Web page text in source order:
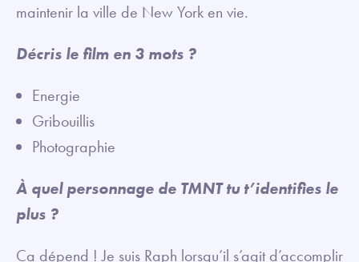
maintenir la ville de New York en vie.
Décris le film en 3 mots ?
Energie
Gribouillis
Photographie
À quel personnage de TMNT tu t’identifies le
plus ?
Ça dépend ! Je suis Raph lorsqu’il s’agit d’accomplir